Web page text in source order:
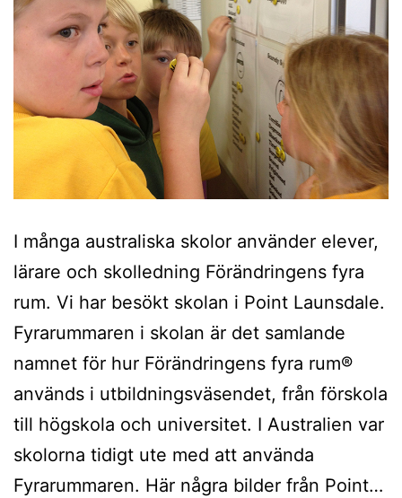
I många australiska skolor använder elever,
lärare och skolledning Förändringens fyra
rum. Vi har besökt skolan i Point Launsdale.
Fyrarummaren i skolan är det samlande
namnet för hur Förändringens fyra rum®
används i utbildningsväsendet, från förskola
till högskola och universitet. I Australien var
skolorna tidigt ute med att använda
Fyrarummaren. Här några bilder från Point…